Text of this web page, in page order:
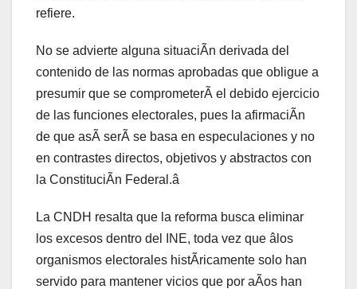
refiere.
No se advierte alguna situaciÃn derivada del
contenido de las normas aprobadas que obligue a
presumir que se comprometerÃ el debido ejercicio
de las funciones electorales, pues la afirmaciÃn
de que asÃ serÃ se basa en especulaciones y no
en contrastes directos, objetivos y abstractos con
la ConstituciÃn Federal.â
La CNDH resalta que la reforma busca eliminar
los excesos dentro del INE, toda vez que âlos
organismos electorales histÃricamente solo han
servido para mantener vicios que por aÃos han